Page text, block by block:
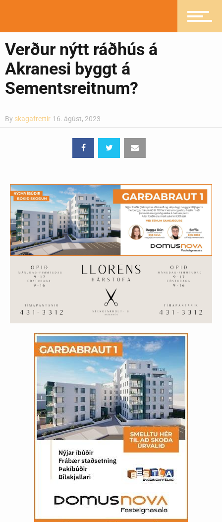
Greinasafn
Verður nýtt ráðhús á
Akranesi byggt á
Sementsreitnum?
By skagafrettir 16. ágúst, 2023